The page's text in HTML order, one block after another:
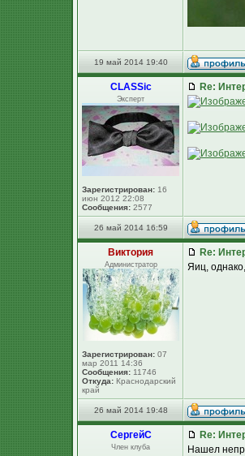
19 май 2014 19:40
CLASSic
Эксперт
Зарегистрирован: 16
июн 2012 22:08
Сообщения: 2577
Re:
26 май 2014 16:59
Виктория
Администратор
Зарегистрирован: 07
мар 2011 14:36
Сообщения: 11746
Откуда: Краснодарский
край
Re:
Яиц,
26 май 2014 19:48
СергейC
Член клуба
Re:
Нашел